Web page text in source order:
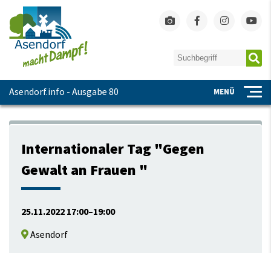
Asendorf.info - Ausgabe 80 MENÜ
Internationaler Tag "Gegen
Gewalt an Frauen "
25.11.2022 17:00–19:00
Asendorf